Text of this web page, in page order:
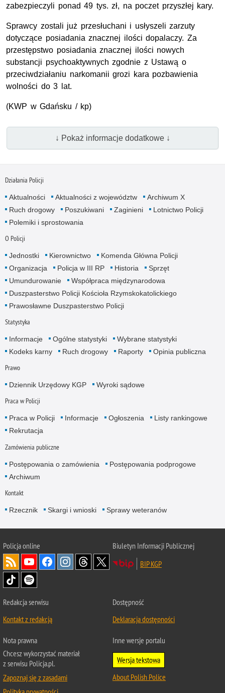
zabezpieczyli ponad 49 tys. zł, na poczet przyszłej kary.
Sprawcy zostali już przesłuchani i usłyszeli zarzuty
dotyczące posiadania znacznej ilości dopalaczy. Za
przestępstwo posiadania znacznej ilości nowych
substancji psychoaktywnych zgodnie z Ustawą o
przeciwdziałaniu narkomanii grozi kara pozbawienia
wolności do 3 lat.
(KWP w Gdańsku / kp)
↓ Pokaż informacje dodatkowe ↓
Działania Policji
Aktualności Aktualności z województw
Archiwum X
Ruch drogowy
Poszukiwani Zaginieni
Lotnictwo Policji
Polemiki i sprostowania
O Policji
Jednostki Kierownictwo
Komenda Główna Policji
Organizacja
Policja w III RP Historia
Sprzęt
Umundurowanie
Współpraca międzynarodowa
Duszpasterstwo Policji Kościoła Rzymskokatolickiego
Prawosławne Duszpasterstwo Policji
Statystyka
Informacje Ogólne statystyki
Wybrane statystyki
Kodeks karny
Ruch drogowy Raporty Opinia publiczna
Prawo
Dziennik Urzędowy KGP Wyroki sądowe
Praca w Policji
Praca w Policji Informacje Ogłoszenia
Listy rankingowe
Rekrutacja
Zamówienia publiczne
Postępowania o zamówienia
Postępowania podprogowe
Archiwum
Kontakt
Rzecznik Skargi i wnioski Sprawy weteranów
Policjaonline
Biuletyn Informacji Publicznej
BIP KGP
Redakcja serwisu
Kontakt z redakcją
Dostępność
Deklaracja dostępności
Nota prawna
Chcesz wykorzystać materiał
z serwisu Policja.pl.
Zapoznaj się z zasadami
Inne wersje portalu
Wersja tekstowa
About Polish Police